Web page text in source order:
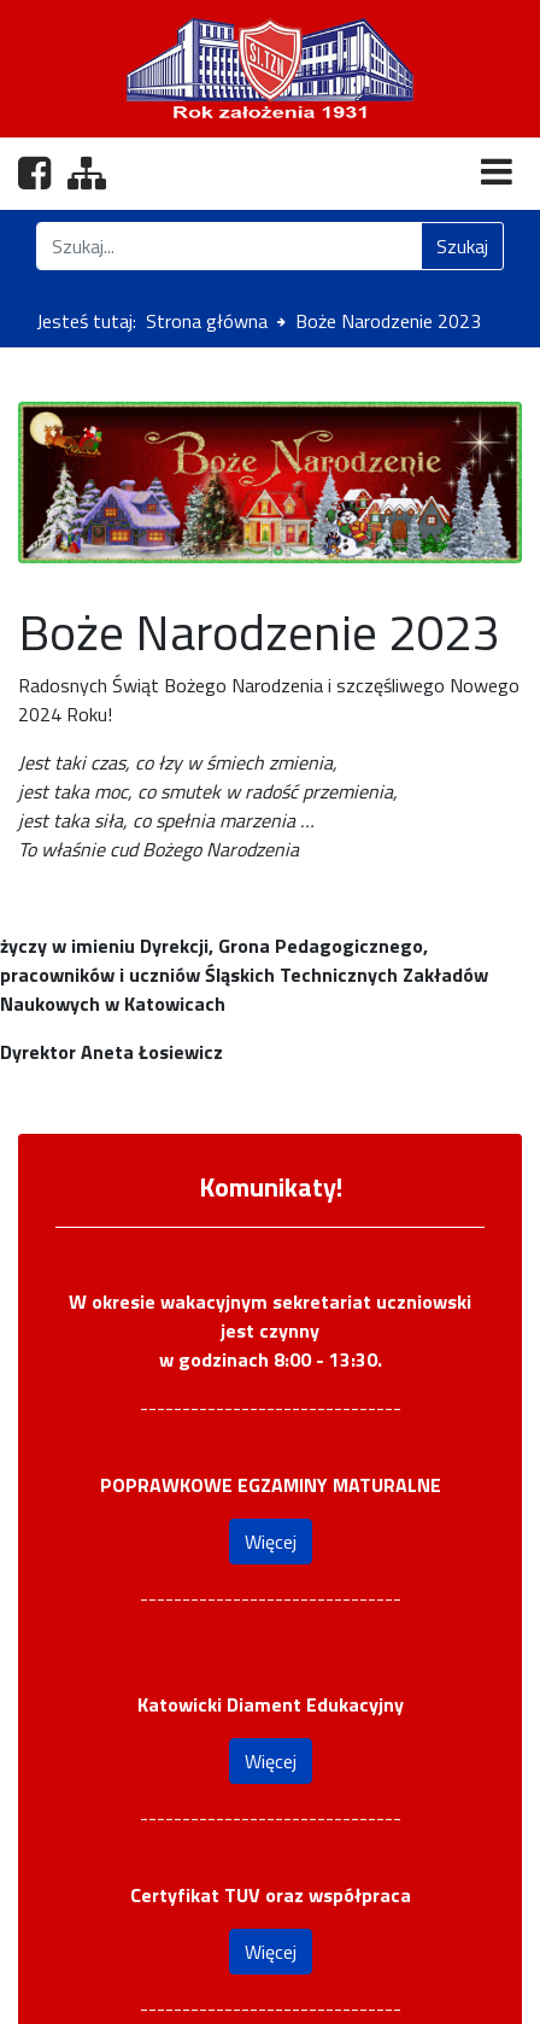
Nasz profil na Facebooku
Jesteś tutaj: Strona główna Boże Narodzenie 2023
Znajdź na stronie Szukaj
Boże Narodzenie 2023
Radosnych Świąt Bożego Narodzenia i szczęśliwego Nowego
2024 Roku!
Jest taki czas, co łzy w śmiech zmienia,
jest taka moc, co smutek w radość przemienia,
jest taka siła, co spełnia marzenia …
To właśnie cud Bożego Narodzenia
życzy w imieniu Dyrekcji, Grona Pedagogicznego,
pracowników i uczniówŚląskich Technicznych Zakładów
Naukowych w Katowicach
Dyrektor Aneta Łosiewicz
Komunikaty!
W okresie wakacyjnym sekretariat uczniowski
jest czynny
w godzinach 8:00 - 13:30.
-------------------------------
POPRAWKOWE EGZAMINY MATURALNE
Więcej
-------------------------------
Katowicki Diament Edukacyjny
Więcej
-------------------------------
Certyfikat TUV oraz współpraca
Więcej
-------------------------------